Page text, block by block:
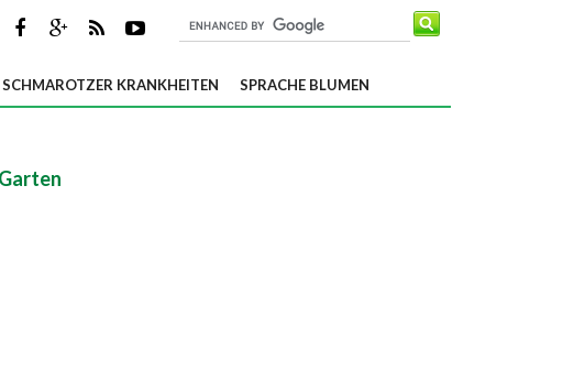
SCHMAROTZER KRANKHEITEN SPRACHE BLUMEN
Garten